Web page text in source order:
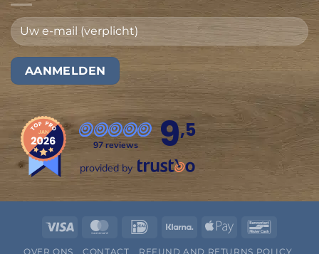
97 reviews 9,5
provided by
Visa MasterCard
IDeal Klarna
Apple
OVER ONS CONTACT REFUND AND RETURNS POLICY